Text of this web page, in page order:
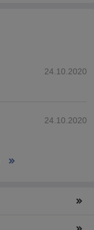
24.10.2020
24.10.2020